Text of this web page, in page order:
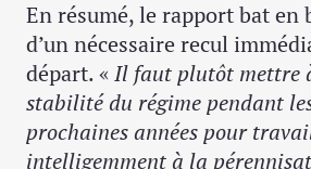
En résumé, le rapport bat en
d’un nécessaire recul
départ. « Il faut plutôt mettre
stabilité du régime pendant
prochaines années pour
intelligemment à la